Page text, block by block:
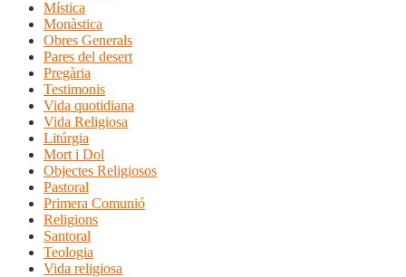
Mística
Monàstica
Obres Generals
Pares del desert
Pregària
Testimonis
Vida quotidiana
Vida Religiosa
Litúrgia
Mort i Dol
Objectes Religiosos
Pastoral
Primera Comunió
Religions
Santoral
Teologia
Vida religiosa